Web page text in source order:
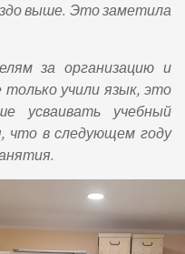
выше. Это заметила
за организацию и
учили язык, это
усваивать учебный
что в следующем году